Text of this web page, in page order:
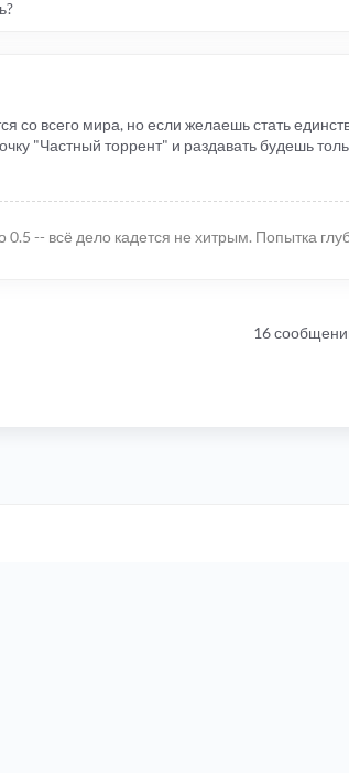
со всего мира, но если желаешь стать
"Частный торрент" и раздавать будешь
-- всё дело кадется не хитрым. Попытка
16